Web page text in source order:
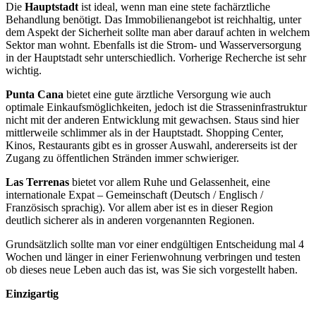
Die Hauptstadt ist ideal, wenn man eine stete fachärztliche
Behandlung benötigt. Das Immobilienangebot ist reichhaltig, unter
dem Aspekt der Sicherheit sollte man aber darauf achten in welchem
Sektor man wohnt. Ebenfalls ist die Strom- und Wasserversorgung
in der Hauptstadt sehr unterschiedlich. Vorherige Recherche ist sehr
wichtig.
Punta Cana bietet eine gute ärztliche Versorgung wie auch
optimale Einkaufsmöglichkeiten, jedoch ist die Strasseninfrastruktur
nicht mit der anderen Entwicklung mit gewachsen. Staus sind hier
mittlerweile schlimmer als in der Hauptstadt. Shopping Center,
Kinos, Restaurants gibt es in grosser Auswahl, andererseits ist der
Zugang zu öffentlichen Stränden immer schwieriger.
Las Terrenas bietet vor allem Ruhe und Gelassenheit, eine
internationale Expat – Gemeinschaft (Deutsch / Englisch /
Französisch sprachig). Vor allem aber ist es in dieser Region
deutlich sicherer als in anderen vorgenannten Regionen.
Grundsätzlich sollte man vor einer endgültigen Entscheidung mal 4
Wochen und länger in einer Ferienwohnung verbringen und testen
ob dieses neue Leben auch das ist, was Sie sich vorgestellt haben.
Einzigartig